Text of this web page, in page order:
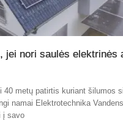
jei nori saulės elektrinės
40 metų patirtis kuriant šilumos
namai Elektrotechnika
į savo